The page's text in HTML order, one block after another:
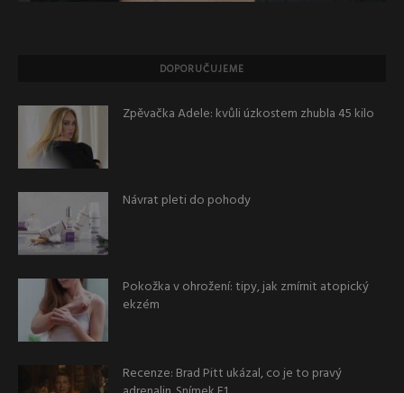
DOPORUČUJEME
Zpěvačka Adele: kvůli úzkostem zhubla 45 kilo
Návrat pleti do pohody
Pokožka v ohrožení: tipy, jak zmírnit atopický
ekzém
Recenze: Brad Pitt ukázal, co je to pravý